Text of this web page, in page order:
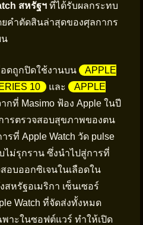
สหรัฐฯ ที่ได้รับผลกระทบ
ยคำตัดสินล่าสุดของศุลกากร
น
ดถูกปิดใช้งานบน
APPLE
10 และ
APPLE
กที่ Masimo ฟ้อง Apple ในปี
ารตรวจสอบสุขภาพของตน
ที่ Apple Watch วัด pulse
ไม่รุกราน ซึ่งนำไปสู่การที่
อบออกซิเจนในเลือดใน
สหรัฐอเมริกา เซ็นเซอร์
Watch ที่จัดส่งทั้งหมด
าะในซอฟต์แวร์ ทำให้เปิด